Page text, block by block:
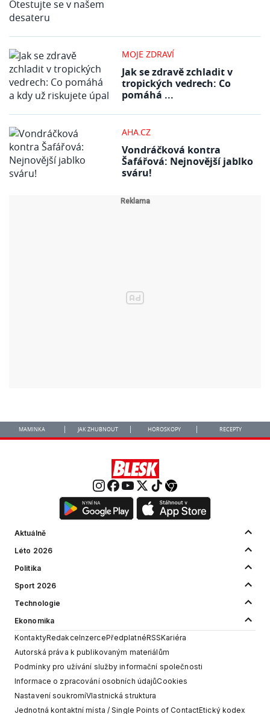
MOJE ZDRAVÍ
Jak se zdravě zchladit v
tropických vedrech: Co
pomáhá ...
AHA.CZ
Vondráčková kontra
Šafářová: Nejnovější jablko
sváru!
MAMINKA JAK ZHUBNOUT HOROSKOPY RECEPTY
Aktuálně
Léto 2026
Politika
Sport 2026
Technologie
Ekonomika
KontaktyRedakceInzercePředplatnéRSSKariéra
Autorská práva k publikovaným materiálům
Podmínky pro užívání služby informační společnosti
Informace o zpracování osobních údajůCookies
Nastavení soukromíVlastnická struktura
Jednotná kontaktní místa / Single Points of ContactEtický kodex